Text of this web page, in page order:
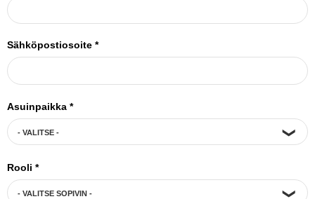
Sähköpostiosoite *
Asuinpaikka *
Rooli *